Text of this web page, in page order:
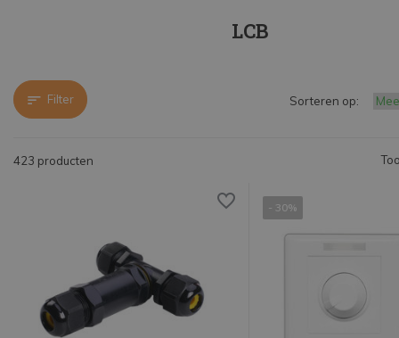
LCB
Filter
423 producten
Sorteren op:
- 30%